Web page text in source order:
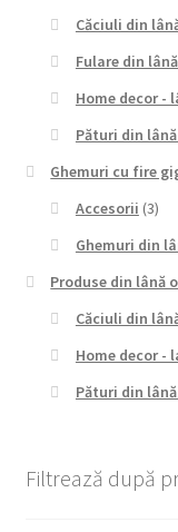
Căciuli din
Fulare din
Home decor -
Pături din
Ghemuri cu fire
Accesorii (3)
Ghemuri din
Produse din lână
Căciuli din
Home decor -
Pături din
Filtrează după